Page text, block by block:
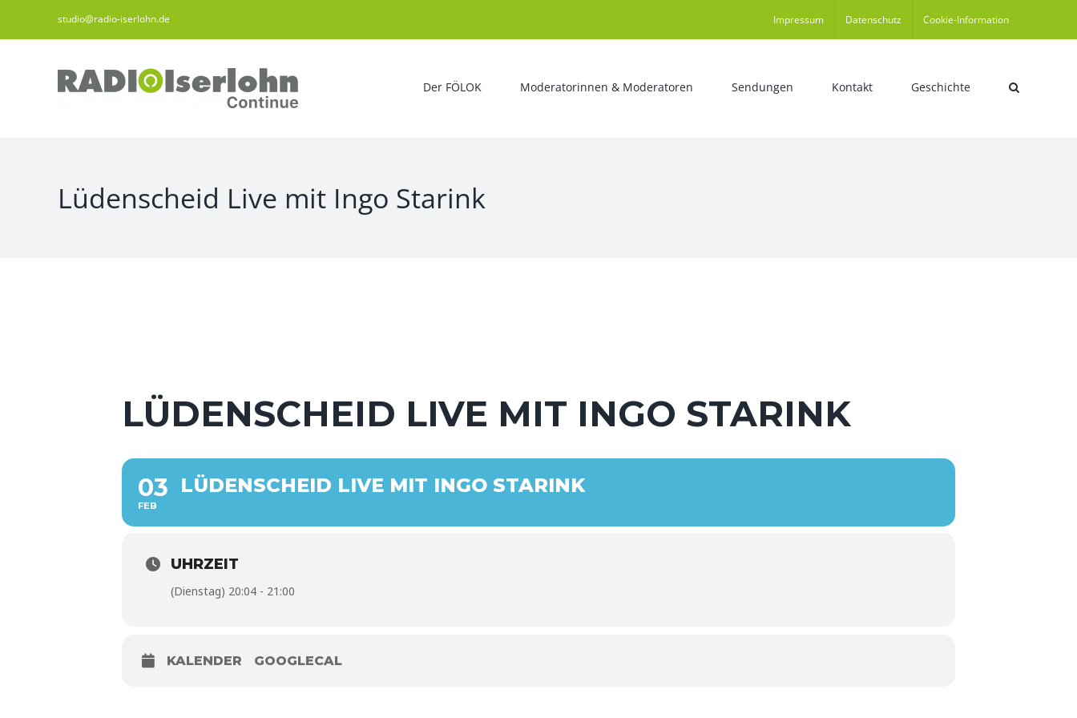
studio@radio-iserlohn.de Impressum Datenschutz Cookie-Information
Der FÖLOK Moderatorinnen & Moderatoren Sendungen Kontakt Geschichte
Lüdenscheid Live mit Ingo Starink
LÜDENSCHEID LIVE MIT INGO STARINK
03
FEB
LÜDENSCHEID LIVE MIT INGO STARINK
UHRZEIT
(Dienstag) 20:04 - 21:00
KALENDER GOOGLECAL